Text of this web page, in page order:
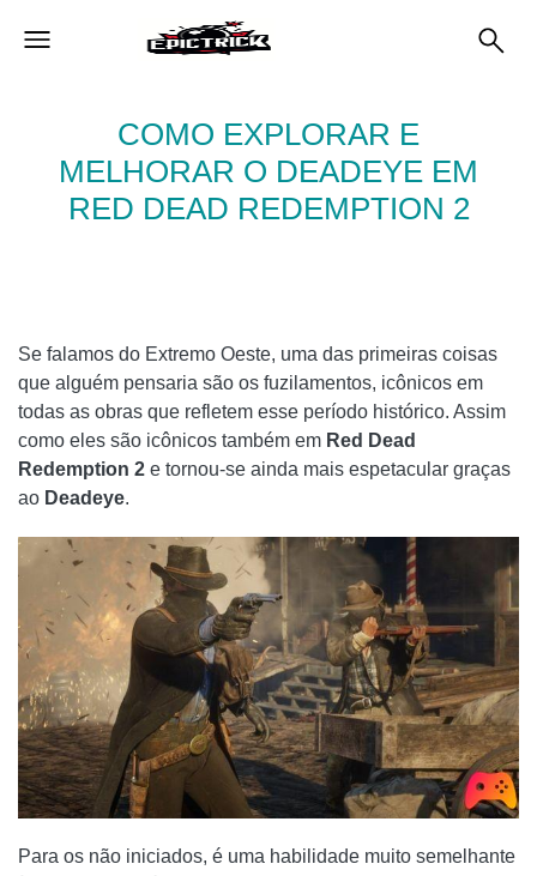
COMO EXPLORAR E
MELHORAR O DEADEYE EM
RED DEAD REDEMPTION 2
Se falamos do Extremo Oeste, uma das primeiras coisas
que alguém pensaria são os fuzilamentos, icônicos em
todas as obras que refletem esse período histórico. Assim
como eles são icônicos também em Red Dead
Redemption 2 e tornou-se ainda mais espetacular graças
ao Deadeye.
Para os não iniciados, é uma habilidade muito semelhante